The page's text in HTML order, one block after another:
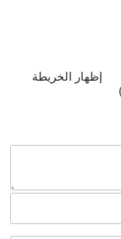
إظهار الخريطة